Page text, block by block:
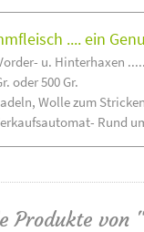
.... ein
u. Hinterhaxen
oder 500 Gr.
Wolle zum
Rund
Produkte von